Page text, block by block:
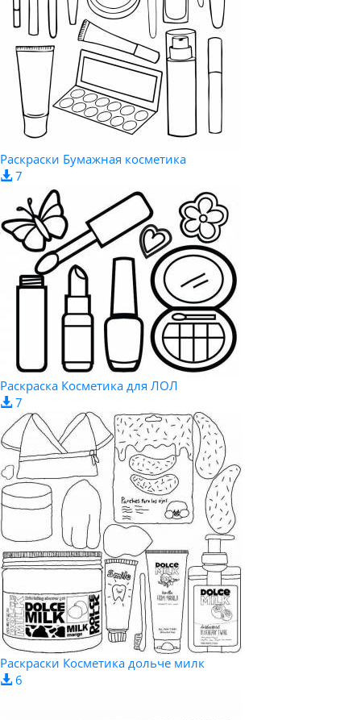
Раскраски Бумажная косметика
7
Раскраска Косметика для ЛОЛ
7
Раскраски Косметика дольче милк
6